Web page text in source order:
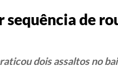
de
dois assaltos no